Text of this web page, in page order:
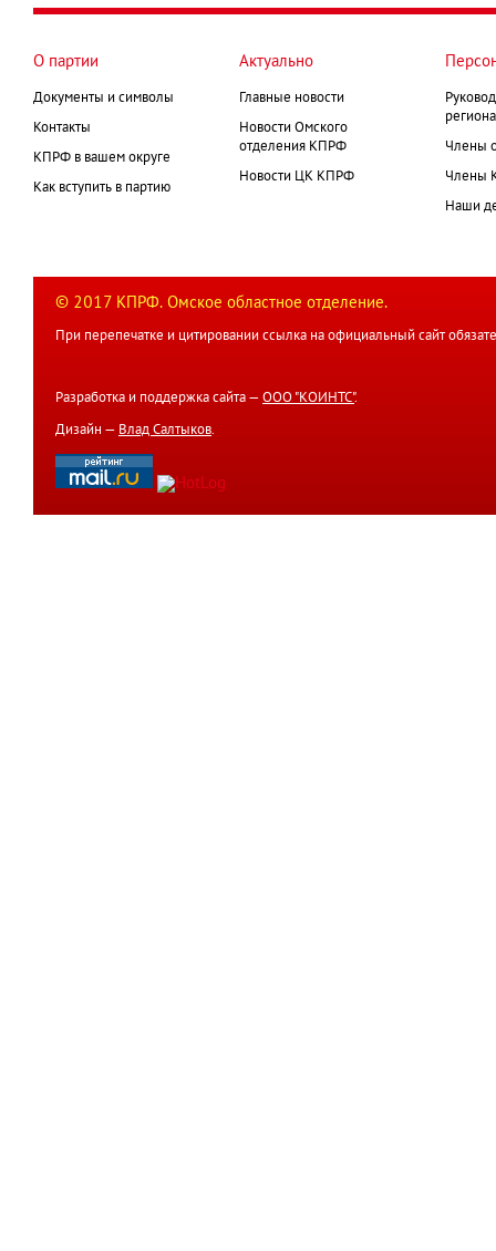
О партии
Документы и символы
Контакты
КПРФ в вашем округе
Как вступить в партию
Актуально
Главные новости
Новости Омского
отделения КПРФ
Новости ЦК КПРФ
Члены
Члены
Наши
© 2017 КПРФ. Омское областное отделение.
При перепечатке и цитировании ссылка на официальный сайт
Разработка и поддержка сайта — ООО "КОИНТС".
Дизайн — Влад Салтыков.